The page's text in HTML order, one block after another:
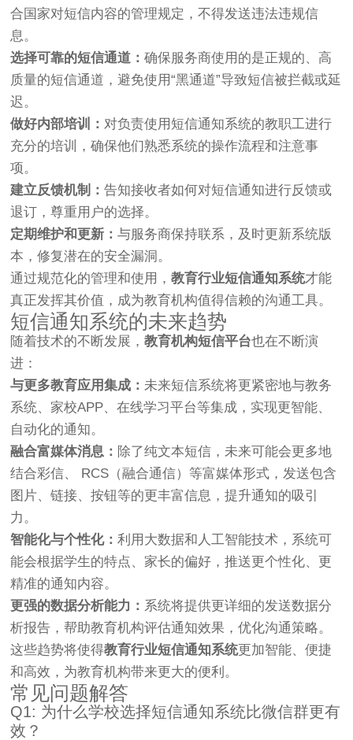
合国家对短信内容的管理规定，不得发送违法违规信
息。
选择可靠的短信通道：确保服务商使用的是正规的、高
质量的短信通道，避免使用“黑通道”导致短信被拦截或延
迟。
做好内部培训：对负责使用短信通知系统的教职工进行
充分的培训，确保他们熟悉系统的操作流程和注意事
项。
建立反馈机制：告知接收者如何对短信通知进行反馈或
退订，尊重用户的选择。
定期维护和更新：与服务商保持联系，及时更新系统版
本，修复潜在的安全漏洞。
通过规范化的管理和使用，教育行业短信通知系统才能
真正发挥其价值，成为教育机构值得信赖的沟通工具。
短信通知系统的未来趋势
随着技术的不断发展，教育机构短信平台也在不断演
进：
与更多教育应用集成：未来短信系统将更紧密地与教务
系统、家校APP、在线学习平台等集成，实现更智能、
自动化的通知。
融合富媒体消息： 除了纯文本短信，未来可能会更多地
结合彩信、 RCS（融合通信）等富媒体形式，发送包含
图片、链接、按钮等的更丰富信息，提升通知的吸引
力。
智能化与个性化：利用大数据和人工智能技术，系统可
能会根据学生的特点、家长的偏好，推送更个性化、更
精准的通知内容。
更强的数据分析能力： 系统将提供更详细的发送数据分
析报告，帮助教育机构评估通知效果，优化沟通策略。
这些趋势将使得教育行业短信通知系统更加智能、便捷
和高效，为教育机构带来更大的便利。
常见问题解答
Q1: 为什么学校选择短信通知系统比微信群更有
效？